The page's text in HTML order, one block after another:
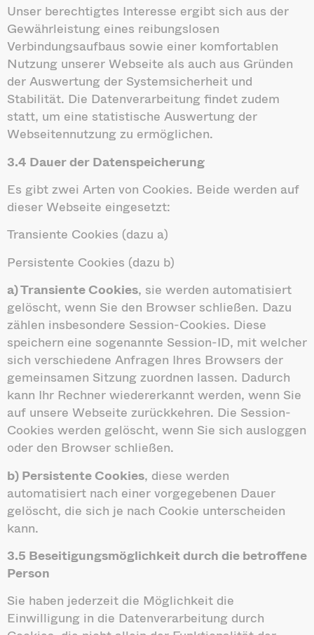
Unser berechtigtes Interesse ergibt sich aus der
Gewährleistung eines reibungslosen
Verbindungsaufbaus sowie einer komfortablen
Nutzung unserer Webseite als auch aus Gründen
der Auswertung der Systemsicherheit und
Stabilität. Die Datenverarbeitung findet zudem
statt, um eine statistische Auswertung der
Webseitennutzung zu ermöglichen.
3.4 Dauer der Datenspeicherung
Es gibt zwei Arten von Cookies. Beide werden auf
dieser Webseite eingesetzt:
Transiente Cookies (dazu a)
Persistente Cookies (dazu b)
a) Transiente Cookies, sie werden automatisiert
gelöscht, wenn Sie den Browser schließen. Dazu
zählen insbesondere Session-Cookies. Diese
speichern eine sogenannte Session-ID, mit welcher
sich verschiedene Anfragen Ihres Browsers der
gemeinsamen Sitzung zuordnen lassen. Dadurch
kann Ihr Rechner wiedererkannt werden, wenn Sie
auf unsere Webseite zurückkehren. Die Session-
Cookies werden gelöscht, wenn Sie sich ausloggen
oder den Browser schließen.
b) Persistente Cookies, diese werden
automatisiert nach einer vorgegebenen Dauer
gelöscht, die sich je nach Cookie unterscheiden
kann.
3.5 Beseitigungsmöglichkeit durch die betroffene
Person
Sie haben jederzeit die Möglichkeit die
Einwilligung in die Datenverarbeitung durch